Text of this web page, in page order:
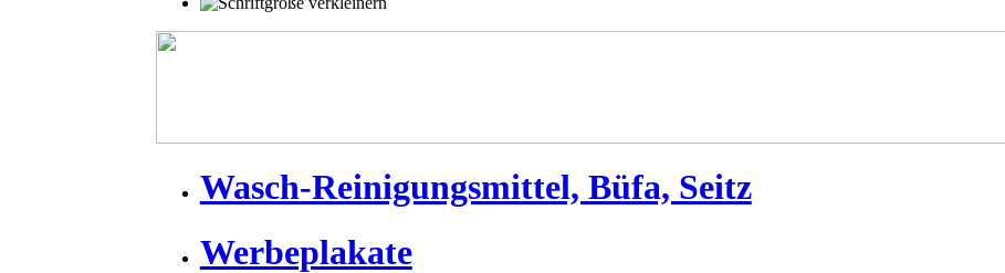
Wasch-Reinigungsmittel, Büfa, Seitz
Werbeplakate